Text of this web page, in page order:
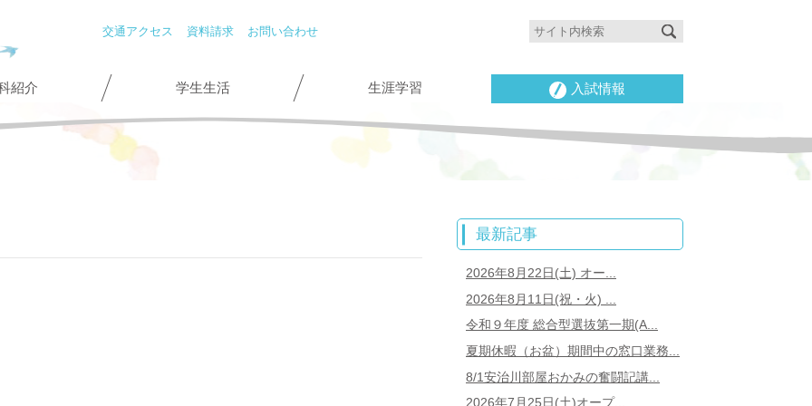
交通アクセス 資料請求 お問い合わせ
紹介 学生生活 生涯学習 入試情報
最新記事
2026年8月22日(土) オー...
2026年8月11日(祝・火) ...
令和９年度 総合型選抜第一期(A...
夏期休暇（お盆）期間中の窓口業務...
8/1安治川部屋おかみの奮闘記講...
2026年7月25日(土)オープ...